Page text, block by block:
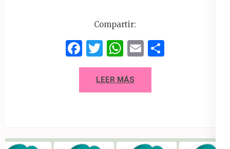
Compartir:
Facebook
Twitter
WhatsApp
Email
LEER MÁS